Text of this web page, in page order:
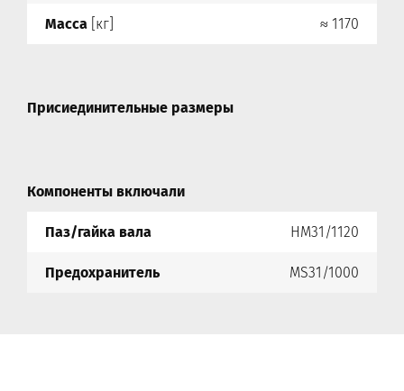
Масса [кг] ≈ 1170
Присиединительные размеры
Компоненты включали
Паз/гайка вала HM31/1120
Предохранитель MS31/1000